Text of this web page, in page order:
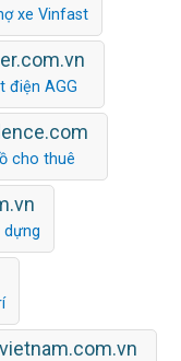
xe Vinfast
điện AGG
cho thuê
dựng